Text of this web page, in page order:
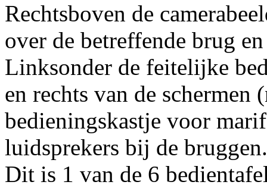
Rechtsboven de
over de betreffende brug
Linksonder de feitelijke
en rechts van de schermen
bedieningskastje voor
luidsprekers bij de bruggen.
Dit is 1 van de 6